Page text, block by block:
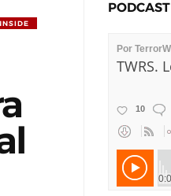
PODCAST